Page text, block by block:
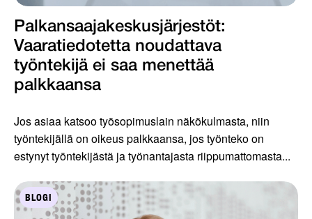
Palkansaajakeskus­järjestöt:
Vaaratiedotetta noudattava
työntekijä ei saa menettää
palkkaansa
Jos asiaa katsoo työsopimuslain näkökulmasta, niin
työntekijällä on oikeus palkkaansa, jos työnteko on
estynyt työntekijästä ja työnantajasta riippumattomasta...
BLOGI